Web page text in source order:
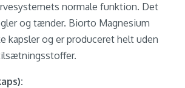
normale funktion. Det
og tænder. Biorto Magnesium
kapsler og er produceret helt uden